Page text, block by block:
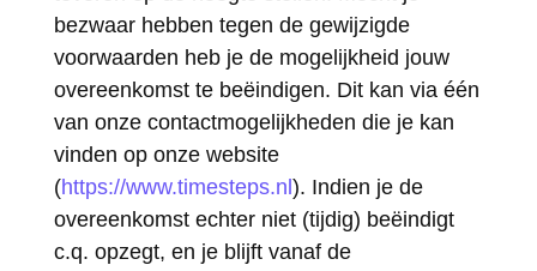
bezwaar hebben tegen de gewijzigde
voorwaarden heb je de mogelijkheid jouw
overeenkomst te beëindigen. Dit kan via één
van onze contactmogelijkheden die je kan
vinden op onze website
(https://www.timesteps.nl ). Indien je de
overeenkomst echter niet (tijdig) beëindigt
c.q. opzegt, en je blijft vanaf de